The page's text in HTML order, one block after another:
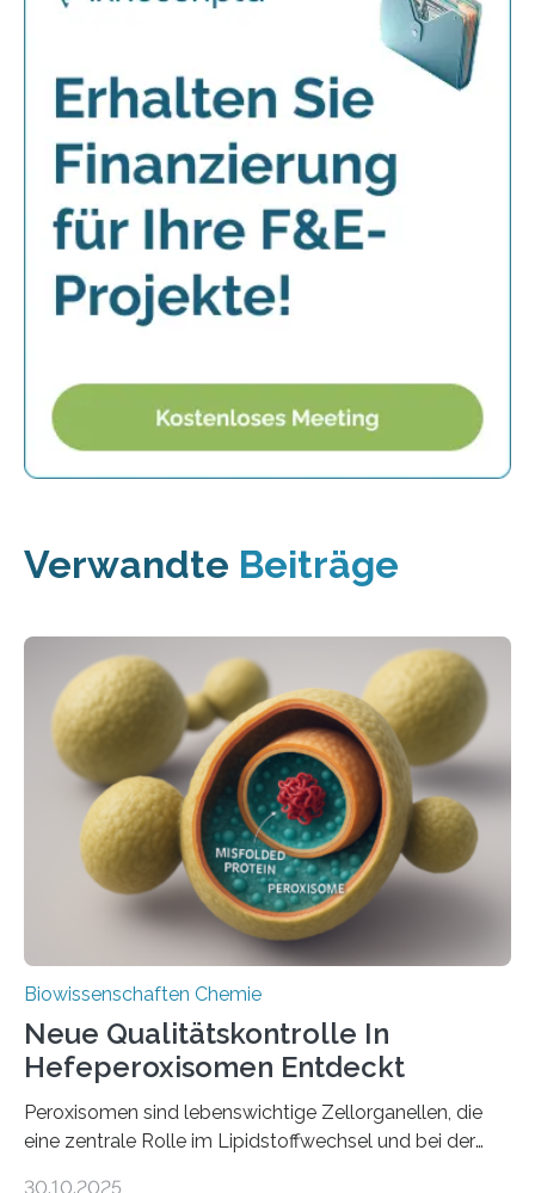
Verwandte Beiträge
Biowissenschaften Chemie
Neue Qualitätskontrolle In
Hefeperoxisomen Entdeckt
Peroxisomen sind lebenswichtige Zellorganellen, die
eine zentrale Rolle im Lipidstoffwechsel und bei der
30.10.2025